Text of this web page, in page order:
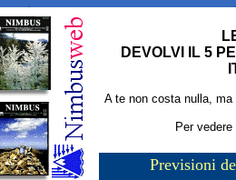
DEVOLVI IL 5
A te non costa nulla,
Per
Previsioni